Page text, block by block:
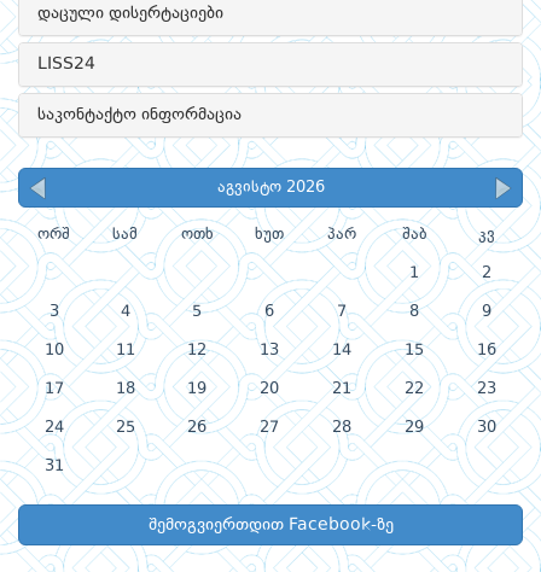
დაცული დისერტაციები
LISS24
საკონტაქტო ინფორმაცია
აგვისტო 2026
ორშ სამ ოთხ ხუთ პარ შაბ კვ
1 2
3 4 5 6 7 8 9
10 11 12 13 14 15 16
17 18 19 20 21 22 23
24 25 26 27 28 29 30
31
შემოგვიერთდით Facebook-ზე